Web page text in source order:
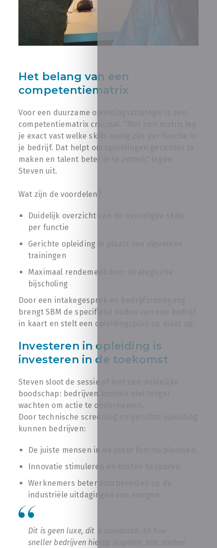
Het belang van een
competentiematrix
Voor een duurzame opleidingsstrategie is een
competentiematrix cruciaal. "Met zo’n matrix leg
je exact vast welke skills nodig zijn per functie in
je bedrijf. Dat helpt om opleidingen gerichter te
maken en talent beter in te zetten," legde
Steven uit.
Wat zijn de voordelen?
Duidelijk overzicht van de benodigde skills
per functie
Gerichte opleiding in plaats van algemene
trainingen
Maximaal rendement door strategische
bijscholing
Door een intakegesprek en bedrijfsrondgang
brengt SBM de specifieke noden van een bedrijf
in kaart en stelt een opleidingsplan op maat op.
Investeren in opleiding is
investeren in de toekomst
Steven sloot de sessie af met een duidelijke
boodschap: bedrijven kunnen niet langer
wachten om actie te ondernemen.
Door technische screening en gerichte opleiding
kunnen bedrijven:
De juiste mensen in de juiste functie plaatsen.
Innovatie stimuleren en kosten besparen.
Werknemers beter voorbereiden op de
industriële uitdagingen van morgen.
Dit is geen luxe, dit is noodzaak. En hoe
sneller bedrijven hierop inspelen, hoe sterker